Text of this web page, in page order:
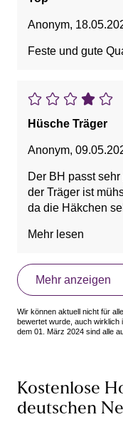
Anonym,
Feste und gute
Hüsche Träger
Anonym,
Der BH passt
der Träger ist
da die Häkchen
Mehr lesen
Mehr anzeigen
Wir können aktuell nicht für
bewertet wurde, auch wirklich
dem 01. März 2024 sind alle
Kostenlose
deutschen